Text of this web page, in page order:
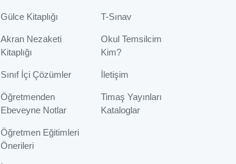
Gülce Kitaplığı
Akran Nezaketi
Kitaplığı
Sınıf İçi Çözümler
Öğretmenden
Ebeveyne Notlar
Öğretmen Eğitimleri
Önerileri
T-Sınav
Okul Temsilcim
Kim?
İletişim
Timaş Yayınları
Kataloglar